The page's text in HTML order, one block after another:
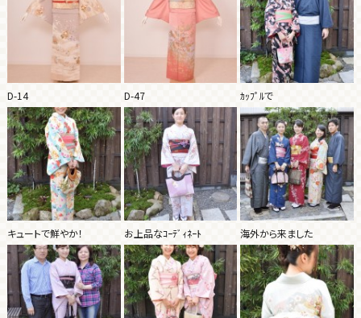
D-14 D-47 ｶｯﾌﾟﾙで
キュートで鮮やか！ お上品なｺｰﾃﾞｨﾈｰﾄ 海外から来ました